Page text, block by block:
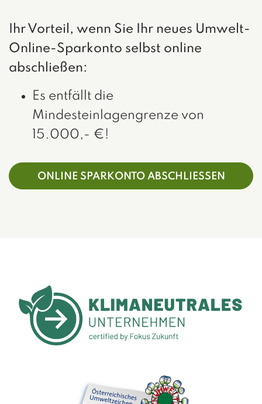
Ihr Vorteil, wenn Sie Ihr neues Umwelt-
Online-Sparkonto selbst online
abschließen:
Es entfällt die
Mindesteinlagengrenze von
15.000,- €!
ONLINE SPARKONTO ABSCHLIESSEN